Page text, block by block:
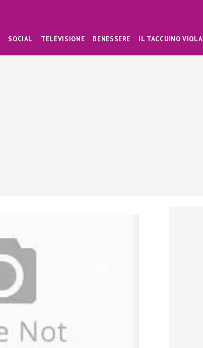
SOCIAL TELEVISIONE BENESSERE IL TACCUINO VIOLA